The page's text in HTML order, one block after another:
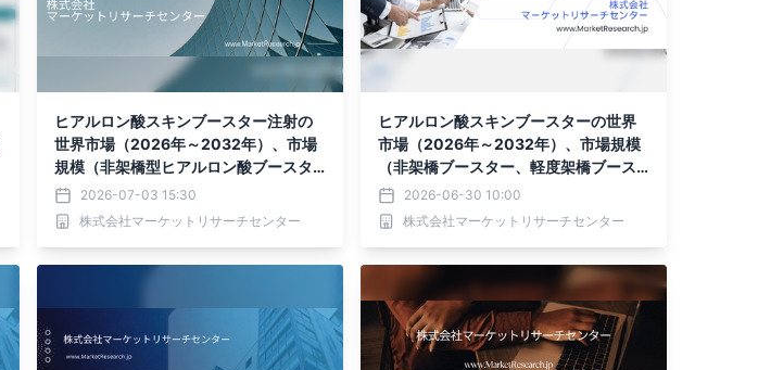
ヒアルロン酸スキンブースター注射の
世界市場（2026年～2032年）、市場
規模（非架橋型ヒアルロン酸ブースタ
ー、軽度／低架橋型ヒアルロン酸ブー
スター、ヒアルロン酸配合ブースタ
ー）・分析レポートを発表
2026-07-03 15:30
株式会社マーケットリサーチセンター
ヒアルロン酸スキンブースターの世界
市場（2026年～2032年）、市場規模
（非架橋ブースター、軽度架橋ブース
ター、HAベースの複合ブースター）・
分析レポートを発表
2026-06-30 10:00
株式会社マーケットリサーチセンター